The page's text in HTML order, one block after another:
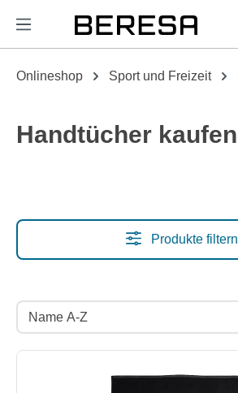
springen
Onlineshop Sport und Freizeit
Handtücher kaufen
Produkte filtern